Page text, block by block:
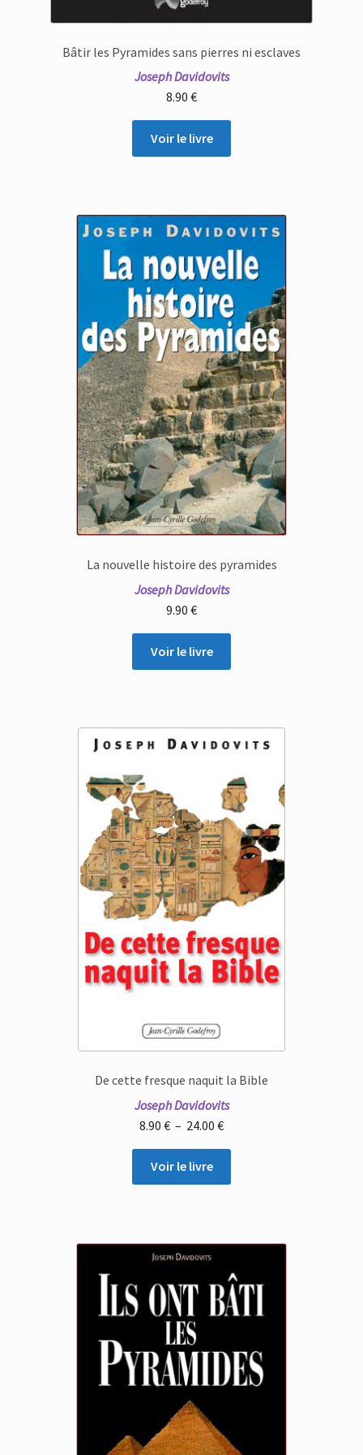
Bâtir les Pyramides sans pierres ni esclaves
Joseph Davidovits
8.90 €
Voir le livre
La nouvelle histoire des pyramides
Joseph Davidovits
9.90 €
Voir le livre
De cette fresque naquit la Bible
Joseph Davidovits
8.90 € – 24.00 €Plage
8.90 €
Voir le livre